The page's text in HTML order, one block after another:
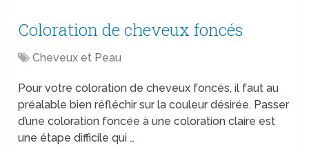
Coloration de cheveux foncés
Cheveux et Peau
Pour votre coloration de cheveux foncés, il faut au
préalable bien réfléchir sur la couleur désirée. Passer
d’une coloration foncée à une coloration claire est
une étape difficile qui …